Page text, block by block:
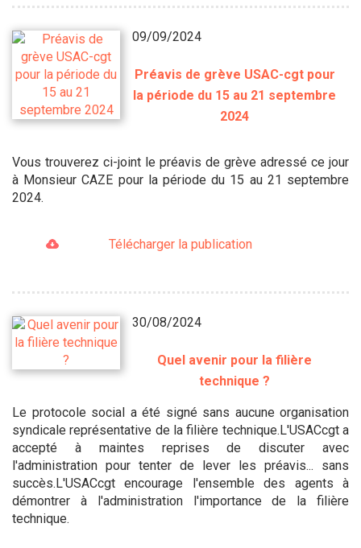
09/09/2024
Préavis de grève USAC-cgt pour
la période du 15 au 21 septembre
2024
Vous trouverez ci-joint le préavis de grève adressé ce jour
à Monsieur CAZE pour la période du 15 au 21 septembre
2024.
Télécharger la publication
30/08/2024
Quel avenir pour la filière
technique ?
Le protocole social a été signé sans aucune organisation
syndicale représentative de la filière technique.L'USACcgt a
accepté à maintes reprises de discuter avec
l'administration pour tenter de lever les préavis... sans
succès.L'USACcgt encourage l'ensemble des agents à
démontrer à l'administration l'importance de la filière
technique.